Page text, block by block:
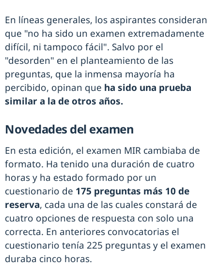
En líneas generales, los aspirantes consideran
que "no ha sido un examen extremadamente
difícil, ni tampoco fácil". Salvo por el
"desorden" en el planteamiento de las
preguntas, que la inmensa mayoría ha
percibido, opinan que ha sido una prueba
similar a la de otros años.
Novedades del examen
En esta edición, el examen MIR cambiaba de
formato. Ha tenido una duración de cuatro
horas y ha estado formado por un
cuestionario de 175 preguntas más 10 de
reserva, cada una de las cuales constará de
cuatro opciones de respuesta con solo una
correcta. En anteriores convocatorias el
cuestionario tenía 225 preguntas y el examen
duraba cinco horas.